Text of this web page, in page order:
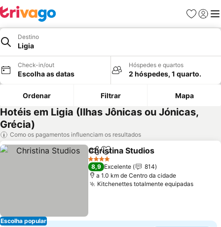
Favoritos
Iniciar
Destino
Ligia
Check-in/out
Escolha as datas
Hóspedes e quartos
2 hóspedes, 1 quarto.
Ordenar Filtrar Mapa
Hotéis em Ligia (Ilhas Jônicas ou Jónicas,
Grécia)
Como os pagamentos influenciam os resultados
Escolha popular
PartilharAdicionar aos favoritos
Christina Studios
4 Estrelas
8,9 Excelente
814
a 1.0 km de Centro da cidade
Kitchenettes totalmente equipadasVer